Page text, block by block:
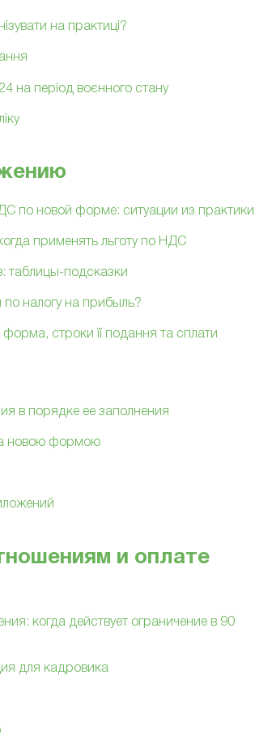
на практиці?
на період воєнного стану
по новой форме: ситуации из практики
применять льготу по НДС
таблицы-подсказки
налогу на прибыль?
строки її подання та сплати
в порядке ее заполнения
новою формою
и оплате
когда действует ограничение в 90
для кадровика